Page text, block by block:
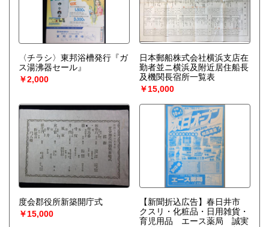
〈チラシ〉東邦浴槽発行『ガ
ス湯沸器セール』
￥2,000
日本郵船株式会社横浜支店在
勤者並ニ横浜及附近居住船長
及機関長宿所一覧表
￥15,000
度会郡役所新築開庁式
￥15,000
【新聞折込広告】春日井市
クスリ・化粧品・日用雑貨・
育児用品 エース薬局 誠実